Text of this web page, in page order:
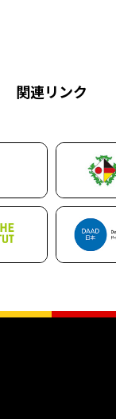
関連リンク